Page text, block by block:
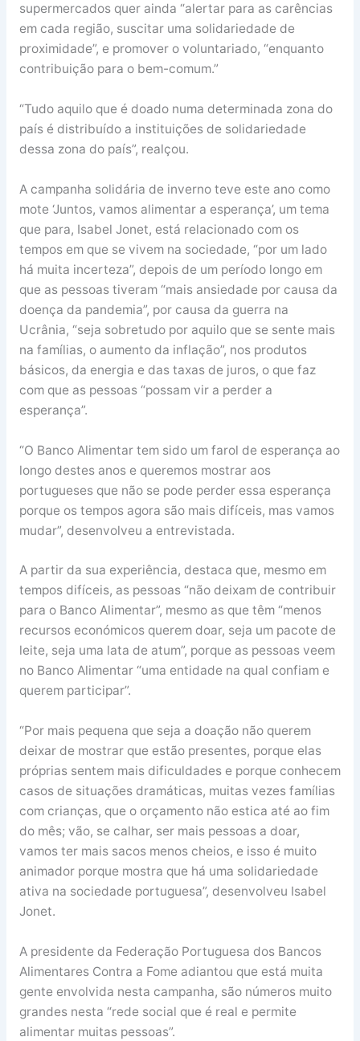
supermercados quer ainda “alertar para as carências
em cada região, suscitar uma solidariedade de
proximidade”, e promover o voluntariado, “enquanto
contribuição para o bem-comum.”
“Tudo aquilo que é doado numa determinada zona do
país é distribuído a instituições de solidariedade
dessa zona do país”, realçou.
A campanha solidária de inverno teve este ano como
mote ‘Juntos, vamos alimentar a esperança’, um tema
que para, Isabel Jonet, está relacionado com os
tempos em que se vivem na sociedade, “por um lado
há muita incerteza”, depois de um período longo em
que as pessoas tiveram “mais ansiedade por causa da
doença da pandemia”, por causa da guerra na
Ucrânia, “seja sobretudo por aquilo que se sente mais
na famílias, o aumento da inflação”, nos produtos
básicos, da energia e das taxas de juros, o que faz
com que as pessoas “possam vir a perder a
esperança”.
“O Banco Alimentar tem sido um farol de esperança ao
longo destes anos e queremos mostrar aos
portugueses que não se pode perder essa esperança
porque os tempos agora são mais difíceis, mas vamos
mudar”, desenvolveu a entrevistada.
A partir da sua experiência, destaca que, mesmo em
tempos difíceis, as pessoas “não deixam de contribuir
para o Banco Alimentar”, mesmo as que têm “menos
recursos económicos querem doar, seja um pacote de
leite, seja uma lata de atum”, porque as pessoas veem
no Banco Alimentar “uma entidade na qual confiam e
querem participar”.
“Por mais pequena que seja a doação não querem
deixar de mostrar que estão presentes, porque elas
próprias sentem mais dificuldades e porque conhecem
casos de situações dramáticas, muitas vezes famílias
com crianças, que o orçamento não estica até ao fim
do mês; vão, se calhar, ser mais pessoas a doar,
vamos ter mais sacos menos cheios, e isso é muito
animador porque mostra que há uma solidariedade
ativa na sociedade portuguesa”, desenvolveu Isabel
Jonet.
A presidente da Federação Portuguesa dos Bancos
Alimentares Contra a Fome adiantou que está muita
gente envolvida nesta campanha, são números muito
grandes nesta “rede social que é real e permite
alimentar muitas pessoas”.